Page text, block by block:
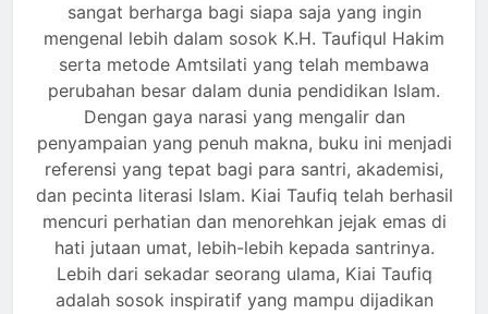
sangat berharga bagi siapa saja yang ingin
mengenal lebih dalam sosok K.H. Taufiqul Hakim
serta metode Amtsilati yang telah membawa
perubahan besar dalam dunia pendidikan Islam.
Dengan gaya narasi yang mengalir dan
penyampaian yang penuh makna, buku ini menjadi
referensi yang tepat bagi para santri, akademisi,
dan pecinta literasi Islam. Kiai Taufiq telah berhasil
mencuri perhatian dan menorehkan jejak emas di
hati jutaan umat, lebih-lebih kepada santrinya.
Lebih dari sekadar seorang ulama, Kiai Taufiq
adalah sosok inspiratif yang mampu dijadikan